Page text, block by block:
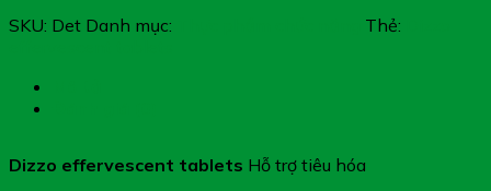
SKU: Det Danh mục: Thẻ:
Dizzo effervescent tablets Hỗ trợ tiêu hóa